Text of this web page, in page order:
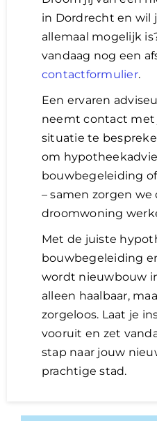
in Dordrecht en wil
allemaal mogelijk
vandaag nog een
contactformulier.
Een ervaren
neemt contact met
situatie te
om
bouwbegeleiding
– samen zorgen we
droomwoning
Met de juiste
bouwbegeleiding
wordt nieuwbouw
alleen haalbaar,
zorgeloos. Laat je
vooruit en zet
stap naar jouw
prachtige stad.